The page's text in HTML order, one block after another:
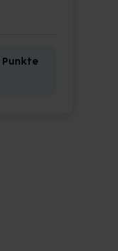
Punkte